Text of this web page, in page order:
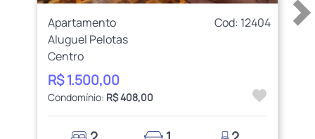
Apartamento
Cod: 12404
Aluguel Pelotas
Centro
R$ 1.500,00
Condomínio: R$ 408,00